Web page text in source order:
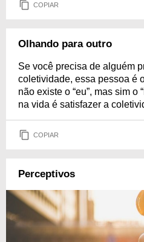
COPIAR
Olhando para outro
Se você precisa de alguém
coletividade, essa pessoa é
não existe o “eu”, mas sim o
na vida é satisfazer a
COPIAR
Perceptivos